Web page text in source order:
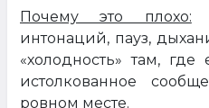
Почему это плохо:
интонаций, пауз,
«холодность» там,
истолкованное
ровном месте.